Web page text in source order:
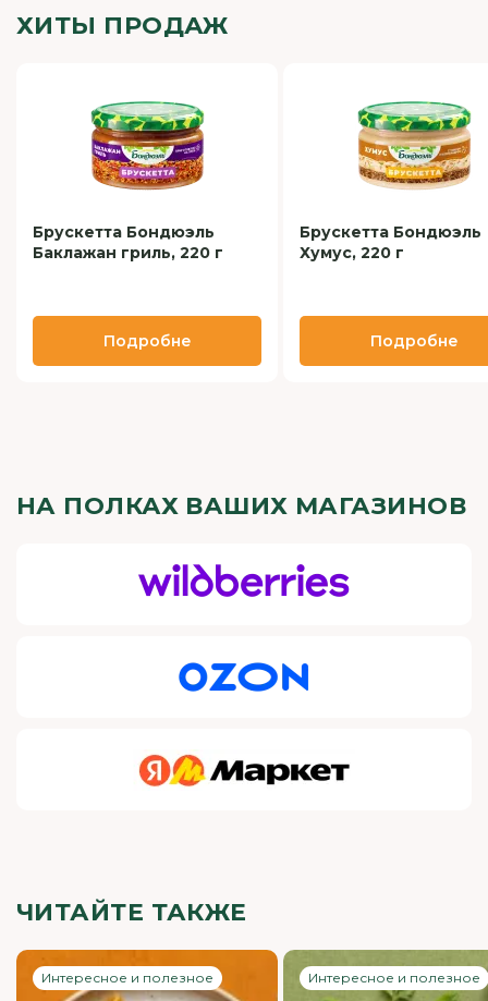
ХИТЫ ПРОДАЖ
Брускетта Бондюэль
Баклажан гриль, 220 г
Подробне
Брускетта Бондюэль
Хумус, 220 г
Подробне
НА ПОЛКАХ ВАШИХ МАГАЗИНОВ
ЧИТАЙТЕ ТАКЖЕ
Интересное и полезное Интересное и полезное